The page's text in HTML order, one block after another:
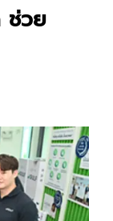
วย